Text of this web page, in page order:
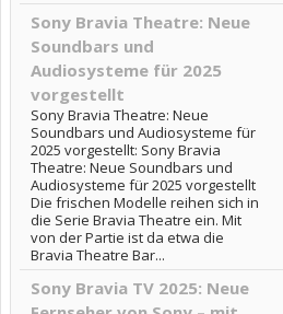
Sony Bravia Theatre: Neue
Soundbars und
Audiosysteme für 2025
vorgestellt
Sony Bravia Theatre: Neue
Soundbars und Audiosysteme für
2025 vorgestellt: Sony Bravia
Theatre: Neue Soundbars und
Audiosysteme für 2025 vorgestellt
Die frischen Modelle reihen sich in
die Serie Bravia Theatre ein. Mit
von der Partie ist da etwa die
Bravia Theatre Bar...
Sony Bravia TV 2025: Neue